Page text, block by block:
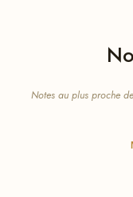
Notes au plus proche